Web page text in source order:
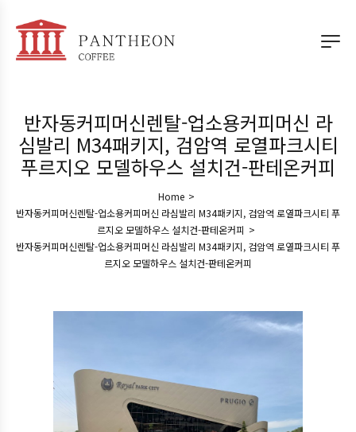
반자동커피머신렌탈-업소용커피머신 라
심발리 M34패키지, 검암역 로열파크시티
푸르지오 모델하우스 설치건-판테온커피
Home >
반자동커피머신렌탈-업소용커피머신 라심발리 M34패키지, 검암역 로열파크시티 푸
르지오 모델하우스 설치건-판테온커피 >
반자동커피머신렌탈-업소용커피머신 라심발리 M34패키지, 검암역 로열파크시티 푸
르지오 모델하우스 설치건-판테온커피